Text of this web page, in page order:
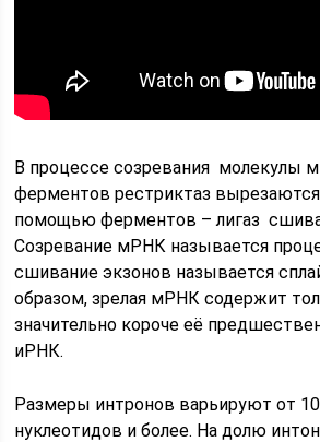
В процессе созревания
ферментов рестриктаз
помощью ферментов – лигаз
Созревание мРНК называется
сшивание экзонов называется
образом, зрелая мРНК содержит
значительно короче её
иРНК.
Размеры интронов варьируют от
нуклеотидов и более. На долю